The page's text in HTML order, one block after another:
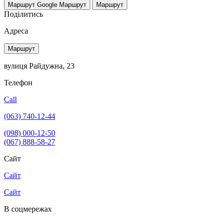
Маршрут Google Маршрут Маршрут
Поділитись
Адреса
Маршрут
вулиця Райдужна, 23
Телефон
Call
(063) 740-12-44
(098) 000-12-50
(067) 888-58-27
Сайт
Сайт
Сайт
В соцмережах